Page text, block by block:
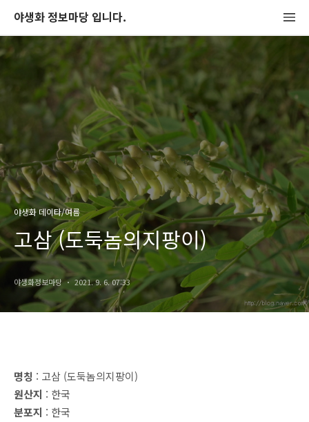
야생화 정보마당 입니다.
야생화 데이타/여름
고삼 (도둑놈의지팡이)
야생화정보마당 2021. 9. 6. 07:33
명칭 : 고삼 (도둑놈의지팡이)
원산지 : 한국
분포지 : 한국